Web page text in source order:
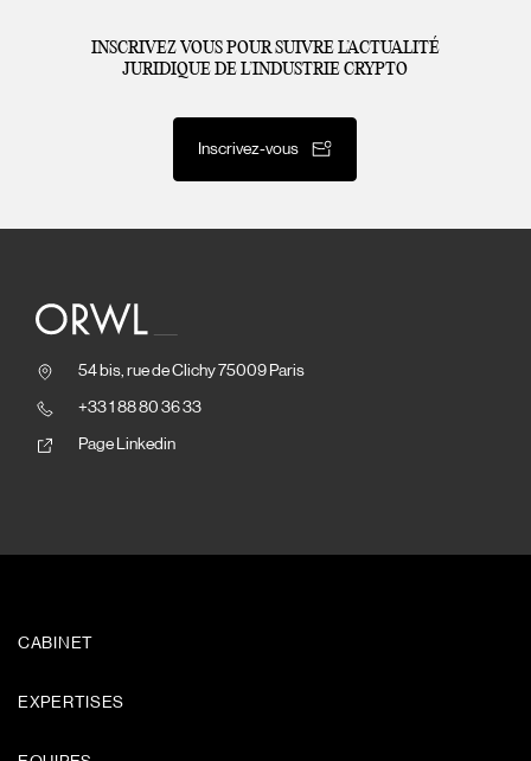
INSCRIVEZ VOUS POUR SUIVRE L’ACTUALITÉ
JURIDIQUE DE L’INDUSTRIE CRYPTO
Inscrivez-vous
54 bis, rue de Clichy 75009 Paris
+33 1 88 80 36 33
Page Linkedin
CABINET
EXPERTISES